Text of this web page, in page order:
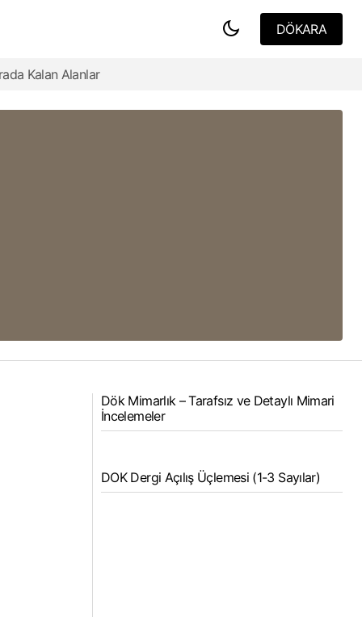
DÖKARA
Kalan Alanlar
Dök Mimarlık – Tarafsız ve Detaylı Mimari
İncelemeler
DOK Dergi Açılış Üçlemesi (1-3 Sayılar)